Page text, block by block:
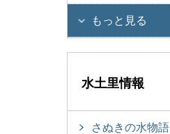
もっと見る
水土里情報
さぬきの水物語